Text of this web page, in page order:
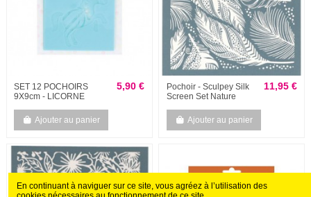
SET 12 POCHOIRS
9X9cm - LICORNE
5,90 €
Ajouter au panier
Pochoir - Sculpey Silk
Screen Set Nature
11,95 €
Ajouter au panier
En continuant à naviguer sur ce site, vous agréez à l’utilisation des